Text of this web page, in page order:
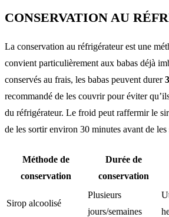
CONSERVATION AU
La conservation au réfrigérateur est une
convient particulièrement aux babas déjà
conservés au frais, les babas peuvent durer
recommandé de les couvrir pour éviter
du réfrigérateur. Le froid peut raffermir le
de les sortir environ 30 minutes avant de les
Méthode de
conservation
Durée de
conservation
Sirop alcoolisé
Plusieurs
jours/semaines